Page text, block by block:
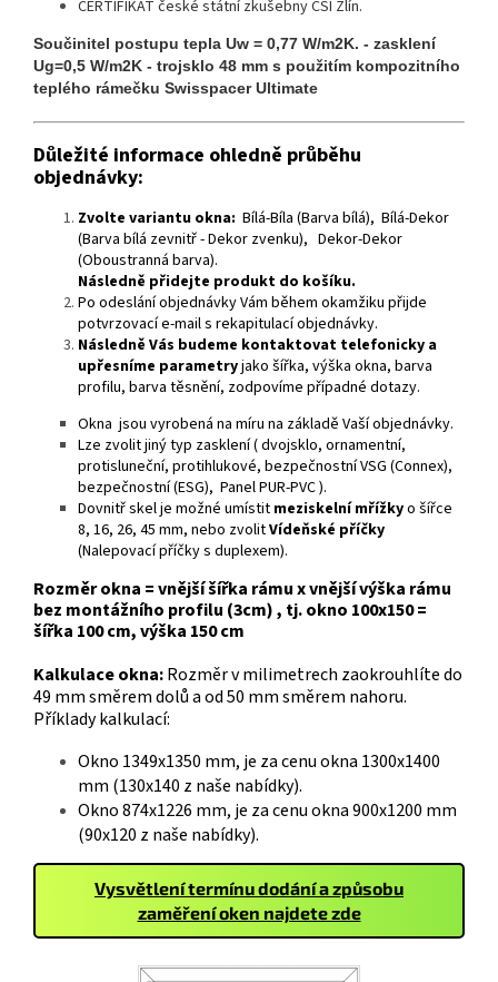
CERTIFIKÁT české státní zkušebny CSI Zlín.
Součinitel postupu tepla Uw = 0,77 W/m2K. - zasklení
Ug=0,5 W/m2K - trojsklo 48 mm s použitím kompozitního
teplého rámečku Swisspacer Ultimate
Důležité informace ohledně průběhu
objednávky:
Zvolte variantu okna: Bílá-Bíla (Barva bílá), Bílá-Dekor
(Barva bílá zevnitř - Dekor zvenku), Dekor-Dekor
(Oboustranná barva).
Následně přidejte produkt do košíku.
Po odeslání objednávky Vám během okamžiku přijde
potvrzovací e-mail s rekapitulací objednávky.
Následně Vás budeme kontaktovat telefonicky a
upřesníme parametryjako šířka, výška okna, barva
profilu, barva těsnění, zodpovíme případné dotazy.
Okna jsou vyrobená na míru na základě Vaší objednávky.
Lze zvolit jiný typ zasklení ( dvojsklo, ornamentní,
protisluneční, protihlukové, bezpečnostní VSG (Connex),
bezpečnostní (ESG), Panel PUR-PVC ).
Dovnitř skel je možné umístit meziskelní mřížkyo šířce
8, 16, 26, 45 mm, nebo zvolitVídeňské příčky
(Nalepovací příčky s duplexem).
Rozměr okna = vnější šířka rámu x vnější výška rámu
bez montážního profilu (3cm) , tj. okno 100x150 =
šířka 100 cm, výška 150 cm
Kalkulace okna:Rozměr v milimetrech zaokrouhlíte do
49 mm směrem dolů a od 50 mm směrem nahoru.
Příklady kalkulací:
Okno 1349x1350 mm, je za cenu okna 1300x1400
mm (130x140 z naše nabídky).
Okno 874x1226 mm, je za cenu okna 900x1200 mm
(90x120 z naše nabídky).
Vysvětlení termínu dodání a způsobu
zaměření oken najdete zde